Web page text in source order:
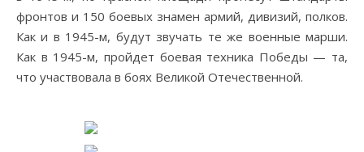
фронтов и 150 боевых знамен армий, дивизий, полков.
Как и в 1945-м, будут звучать те же военные марши.
Как в 1945-м, пройдет боевая техника Победы — та,
что участвовала в боях Великой Отечественной.